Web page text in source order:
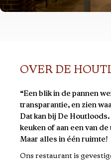
OVER DE
“Een blik in de pannen
transparantie, en zien
Dat kan bij De
keuken of aan een van
Maar alles in één ruimte!
Ons restaurant is